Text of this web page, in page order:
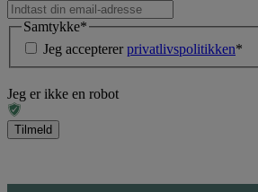
Samtykke*
Jeg accepterer privatlivspolitikken*
Jeg er ikke en robot